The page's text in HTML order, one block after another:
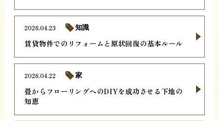
賃貸物件でのリフォームと原状回復の基本ルール
2026.04.23 知識
畳からフローリングへのDIYを成功させる下地の
知恵
2026.04.22 家